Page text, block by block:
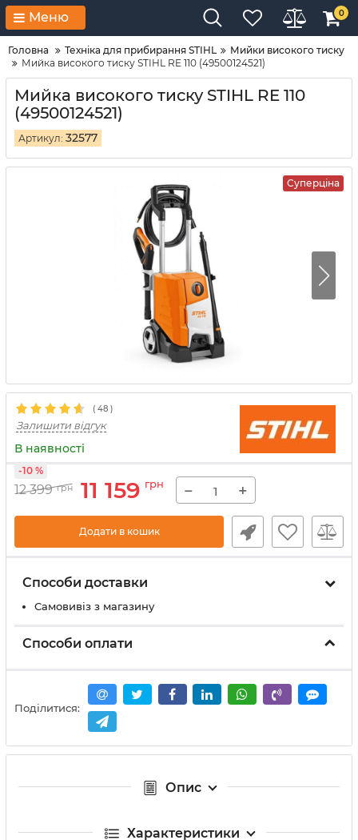
Меню 0
Головна Техніка для прибирання STIHL
Мийки високого тиску
Мийка високого тиску STIHL RE 110 (49500124521)
Мийка високого тиску STIHL RE 110
(49500124521)
Артикул: 32577
Суперціна
( 48 )
Залишити відгук
В наявності
12 399 грн 11 159 грн
-10 %
− +
Додати в кошик
Способи доставки
Самовивіз з магазину
Способи оплати
Поділитися:
Опис
Характеристики